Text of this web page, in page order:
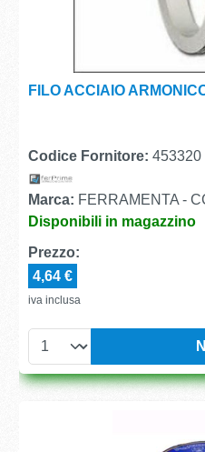
FILO ACCIAIO
Codice Fornitore: 453320
Marca: FERRAMENTA -
Disponibili in magazzino
Prezzo:
4,64 €
iva inclusa